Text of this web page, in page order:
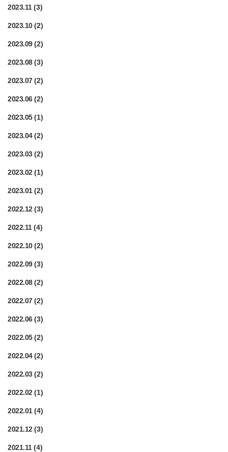
2023.11(3)
2023.10(2)
2023.09(2)
2023.08(3)
2023.07(2)
2023.06(2)
2023.05(1)
2023.04(2)
2023.03(2)
2023.02(1)
2023.01(2)
2022.12(3)
2022.11(4)
2022.10(2)
2022.09(3)
2022.08(2)
2022.07(2)
2022.06(3)
2022.05(2)
2022.04(2)
2022.03(2)
2022.02(1)
2022.01(4)
2021.12(3)
2021.11(4)